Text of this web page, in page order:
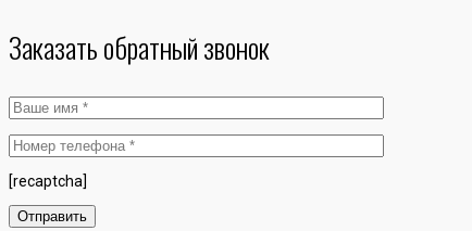
Заказать обратный звонок
[recaptcha]